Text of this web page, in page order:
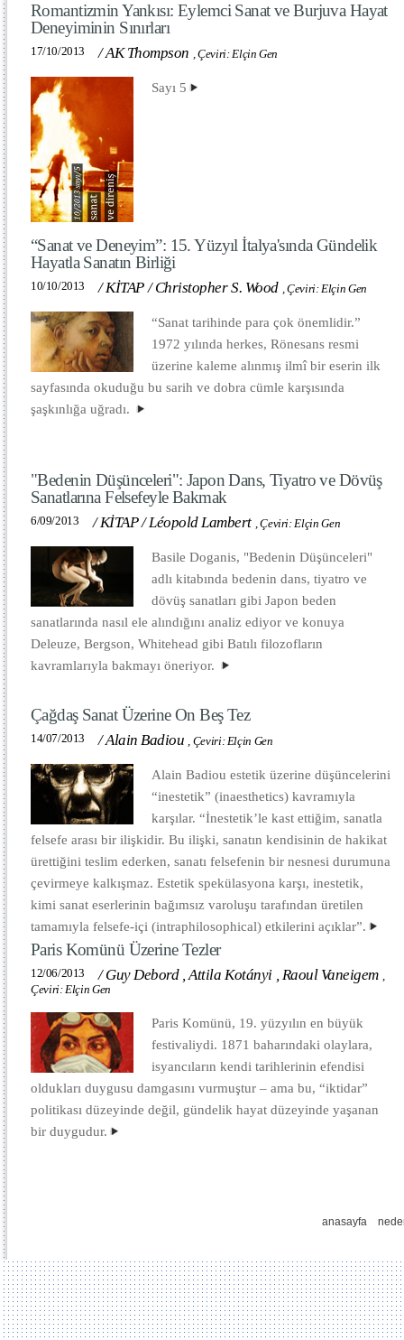
Romantizmin Yankısı: Eylemci Sanat ve Burjuva Hayat
Deneyiminin Sınırları
17/10/2013 /AK Thompson ,Çeviri: Elçin Gen
Sayı 5
“Sanat ve Deneyim”: 15. Yüzyıl İtalya'sında Gündelik
Hayatla Sanatın Birliği
10/10/2013 /KİTAP /Christopher S. Wood ,Çeviri: Elçin Gen
“Sanat tarihinde para çok önemlidir.”
1972 yılında herkes, Rönesans resmi
üzerine kaleme alınmış ilmî bir eserin ilk
sayfasında okuduğu bu sarih ve dobra cümle karşısında
şaşkınlığa uğradı.
"Bedenin Düşünceleri": Japon Dans, Tiyatro ve Dövüş
Sanatlarına Felsefeyle Bakmak
6/09/2013 /KİTAP /Léopold Lambert ,Çeviri: Elçin Gen
Basile Doganis, "Bedenin Düşünceleri"
adlı kitabında bedenin dans, tiyatro ve
dövüş sanatları gibi Japon beden
sanatlarında nasıl ele alındığını analiz ediyor ve konuya
Deleuze, Bergson, Whitehead gibi Batılı filozofların
kavramlarıyla bakmayı öneriyor.
Çağdaş Sanat Üzerine On Beş Tez
14/07/2013 /Alain Badiou , Çeviri: Elçin Gen
Alain Badiou estetik üzerine düşüncelerini
“inestetik” (inaesthetics) kavramıyla
karşılar. “İnestetik’le kast ettiğim, sanatla
felsefe arası bir ilişkidir. Bu ilişki, sanatın kendisinin de hakikat
ürettiğini teslim ederken, sanatı felsefenin bir nesnesi durumuna
çevirmeye kalkışmaz. Estetik spekülasyona karşı, inestetik,
kimi sanat eserlerinin bağımsız varoluşu tarafından üretilen
tamamıyla felsefe-içi (intraphilosophical) etkilerini açıklar”.
Paris Komünü Üzerine Tezler
12/06/2013 /Guy Debord ,Attila Kotányi , Raoul Vaneigem ,
Çeviri: Elçin Gen
Paris Komünü, 19. yüzyılın en büyük
festivaliydi. 1871 baharındaki olaylara,
isyancıların kendi tarihlerinin efendisi
oldukları duygusu damgasını vurmuştur – ama bu, “iktidar”
politikası düzeyinde değil, gündelik hayat düzeyinde yaşanan
bir duygudur.
anasayfa